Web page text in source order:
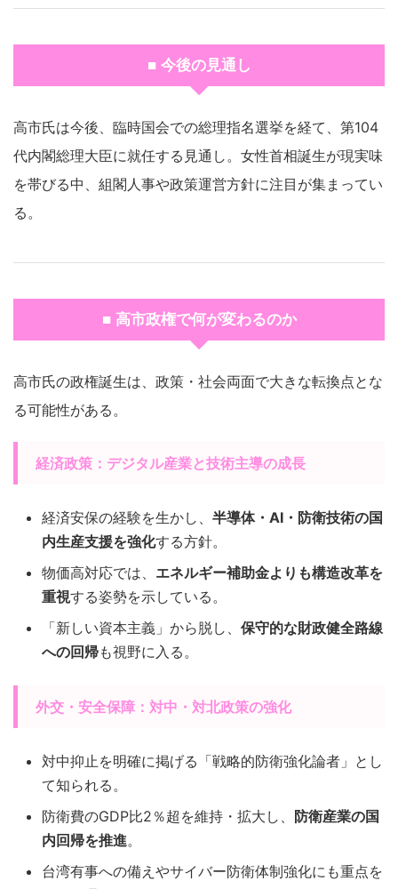
■ 今後の見通し
高市氏は今後、臨時国会での総理指名選挙を経て、第104
代内閣総理大臣に就任する見通し。女性首相誕生が現実味
を帯びる中、組閣人事や政策運営方針に注目が集まってい
る。
■ 高市政権で何が変わるのか
高市氏の政権誕生は、政策・社会両面で大きな転換点とな
る可能性がある。
経済政策：デジタル産業と技術主導の成長
経済安保の経験を生かし、 半導体・AI・防衛技術の国
内生産支援を強化する方針。
物価高対応では、 エネルギー補助金よりも構造改革を
重視する姿勢を示している。
「新しい資本主義」から脱し、 保守的な財政健全路線
への回帰も視野に入る。
外交・安全保障：対中・対北政策の強化
対中抑止を明確に掲げる「戦略的防衛強化論者」とし
て知られる。
防衛費のGDP比2％超を維持・拡大し、 防衛産業の国
内回帰を推進。
台湾有事への備えやサイバー防衛体制強化にも重点を